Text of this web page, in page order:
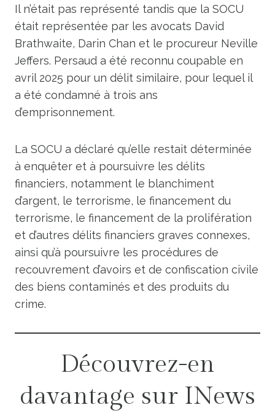
Il n’était pas représenté tandis que la SOCU
était représentée par les avocats David
Brathwaite, Darin Chan et le procureur Neville
Jeffers. Persaud a été reconnu coupable en
avril 2025 pour un délit similaire, pour lequel il
a été condamné à trois ans
d’emprisonnement.
La SOCU a déclaré qu’elle restait déterminée
à enquêter et à poursuivre les délits
financiers, notamment le blanchiment
d’argent, le terrorisme, le financement du
terrorisme, le financement de la prolifération
et d’autres délits financiers graves connexes,
ainsi qu’à poursuivre les procédures de
recouvrement d’avoirs et de confiscation civile
des biens contaminés et des produits du
crime.
Découvrez-en
davantage sur INews